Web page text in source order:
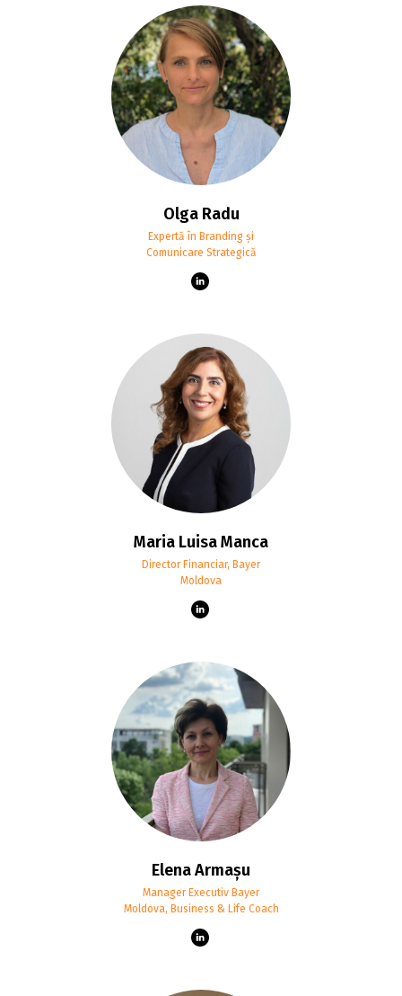
Olga Radu
Expertă în Branding și
Comunicare Strategică
Maria Luisa Manca
Director Financiar, Bayer
Moldova
Elena Armașu
Manager Executiv Bayer
Moldova, Business & Life Coach